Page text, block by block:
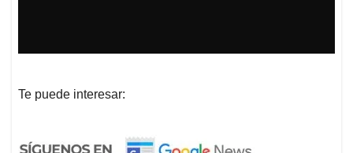
Te puede interesar: